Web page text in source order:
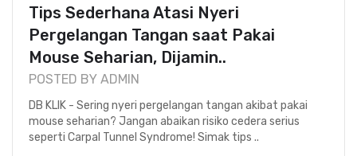
Tips Sederhana Atasi Nyeri
Pergelangan Tangan saat Pakai
Mouse Seharian, Dijamin..
POSTED BY ADMIN
DB KLIK - Sering nyeri pergelangan tangan akibat pakai
mouse seharian? Jangan abaikan risiko cedera serius
seperti Carpal Tunnel Syndrome! Simak tips ..